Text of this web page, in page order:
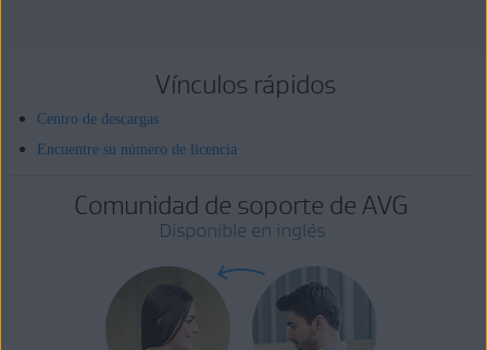
Vínculos rápidos
Centro de descargas
Encuentre su número de licencia
Comunidad de soporte de AVG
Disponible en inglés